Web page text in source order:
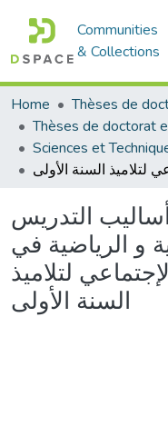
Communities
& Collections
Home
Thèses de
التدريس
و الرياضية في
لتلاميذ
السنة الأولى